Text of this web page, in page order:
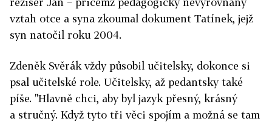
vztah otce a syna zkoumal dokument Tatínek, jejž
syn natočil roku 2004.
Zdeněk Svěrák vždy působil učitelsky, dokonce si
psal učitelské role. Učitelsky, až pedantsky také
píše. "Hlavně chci, aby byl jazyk přesný, krásný
a stručný. Když tyto tři věci spojím a možná se tam